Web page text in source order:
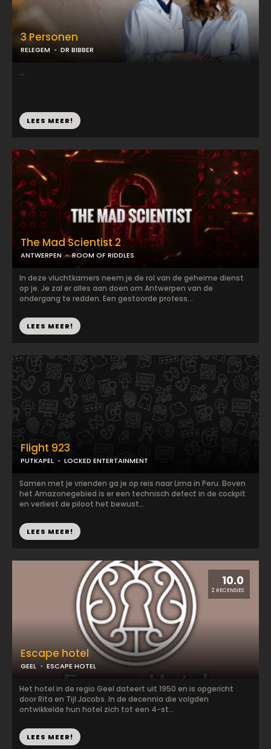
3 Personen
RELEGEM DR BIBBER
...
LEES MEER!
The Mad Scientist 2
ANTWERPEN ROOM OF RIDDLES
In deze vluchtkamers neem je de rol van de geheime dienst
op je. Je zal er alles aan doen om Antwerpen van de
ondergang te redden. Een gestoorde profess...
LEES MEER!
Flight 923
PUTKAPEL LOCKED ENTERTAINMENT
Samen met je vrienden ga je op reis naar Lima in Peru. Boven
het Amazonegebied is er een technisch defect in de cockpit
en verliest de piloot het bewust...
LEES MEER!
10.0
2 RECENSIES
Escape hotel
GEEL ESCAPE HOTEL
Het hotel in de regio Geel dateert uit 1950 en is opgericht
door Rita en Tijl Jacobs. In de decennia die volgden
ontwikkelde hun hotel zich tot een 4-st...
LEES MEER!